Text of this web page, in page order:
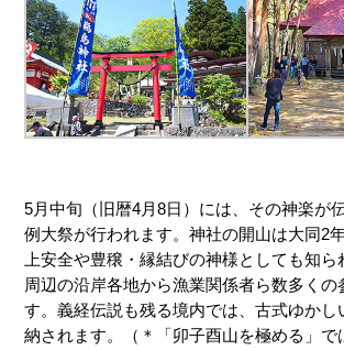
5月中旬（旧暦4月8日）には、その神楽が
例大祭が行われます。神社の開山は大同2
上安全や豊穣・縁結びの神様としても知ら
周辺の沿岸各地から漁業関係者ら数多くの
す。義経伝説も残る境内では、古式ゆかし
納されます。（＊「卯子酉山を極める」で